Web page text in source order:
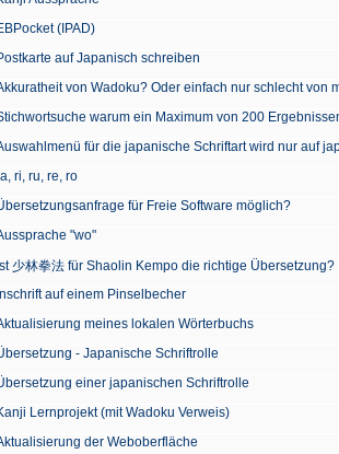
(IPAD)
auf Japanisch schreiben
von Wadoku? Oder einfach nur schlecht von
warum ein Maximum von 200
für die japanische Schriftart wird nur auf
ri, ru, re, ro
für Freie Software möglich?
"wo"
Ist 少林拳法 für Shaolin Kempo die richtige Übersetzung?
Inschrift auf einem Pinselbecher
meines lokalen Wörterbuchs
- Japanische Schriftrolle
einer japanischen Schriftrolle
Lernprojekt (mit Wadoku Verweis)
der Weboberfläche